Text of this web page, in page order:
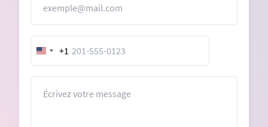
United
States
+1